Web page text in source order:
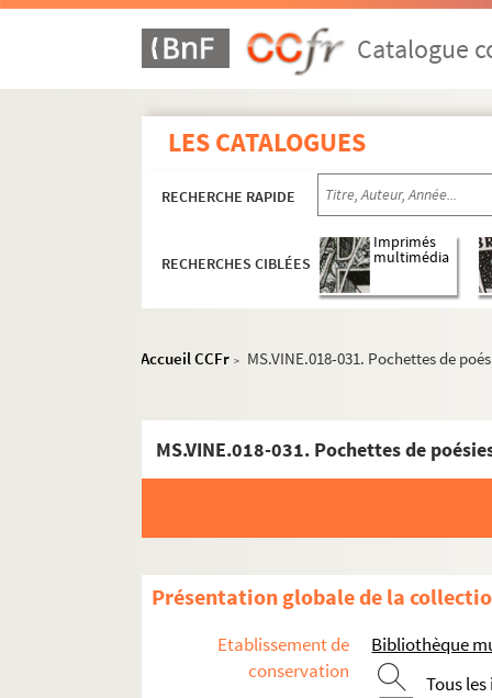
Catalogue
LES CATALOGUES
RECHERCHE RAPIDE
RECHERCHES CIBLÉES
Imprimés
multimédia
Accueil CCFr > MS.VINE.018-031. Pochettes de
Présentation globale de la
Etablissement de
conservation
Bibliothèque
Tous